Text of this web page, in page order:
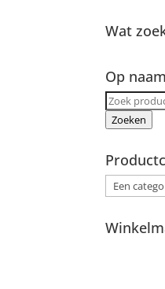
Wat
Op naam
Zoeken
naar:
Zoeken